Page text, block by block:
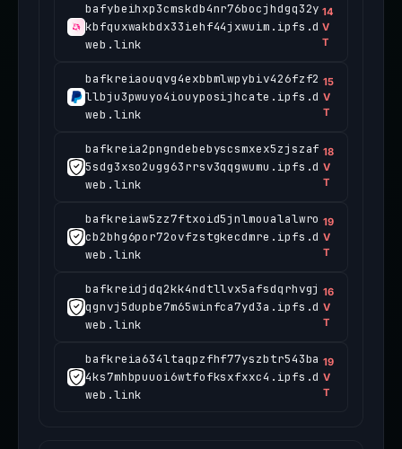
bafybeihxp3cmskdb4nr76bocjhdgq32y
kbfquxwakbdx33iehf44jxwuim.ipfs.d
web.link
14
V
T
bafkreiaouqvg4exbbmlwpybiv426fzf2
llbju3pwuyo4iouyposijhcate.ipfs.d
web.link
15
V
T
bafkreia2pngndebebyscsmxex5zjszaf
5sdg3xso2ugg63rrsv3qqgwumu.ipfs.d
web.link
18
V
T
bafkreiaw5zz7ftxoid5jnlmoualalwro
cb2bhg6por72ovfzstgkecdmre.ipfs.d
web.link
19
V
T
bafkreidjdq2kk4ndtllvx5afsdqrhvgj
qgnvj5dupbe7m65winfca7yd3a.ipfs.d
web.link
16
V
T
bafkreia634ltaqpzfhf77yszbtr543ba
4ks7mhbpuuoi6wtfofksxfxxc4.ipfs.d
web.link
19
V
T